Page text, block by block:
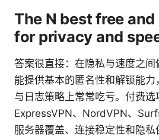
The N best free
for privacy and
答案很直接：在隐私与速度之
能提供基本的匿名性和解锁能
与日志策略上常常吃亏。付费选
ExpressVPN、NordVPN、
服务器覆盖、连接稳定性和隐